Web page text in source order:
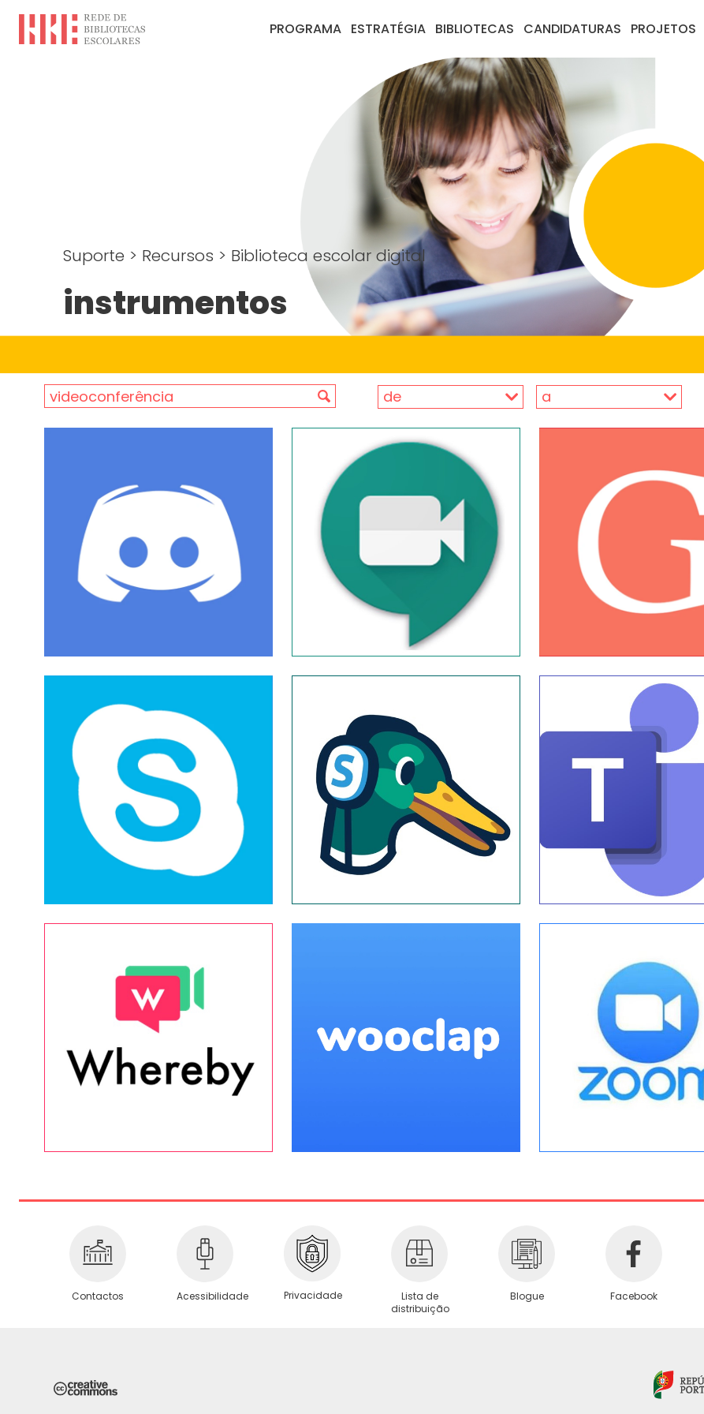
PROGRAMA ESTRATÉGIA BIBLIOTECAS CANDIDATURAS PROJETOS
Suporte > Recursos > Biblioteca escolar digital
instrumentos
Contactos Acessibilidade Privacidade
Lista de
distribuição
Blogue Facebook